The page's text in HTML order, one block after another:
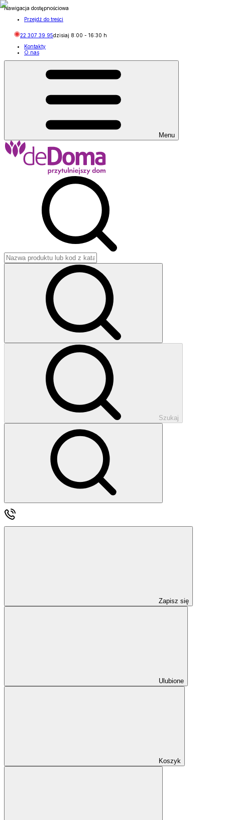
Nawigacja dostępnościowa
Przejdź do treści
22 307 39 95dzisiaj 8:00 - 16:30 h
Kontakty
O nas
Menu
Szukaj
Zapisz się
Ulubione
Koszyk